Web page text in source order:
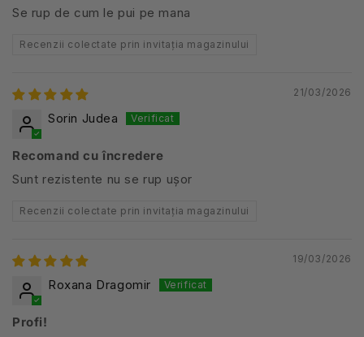
Se rup de cum le pui pe mana
Recenzii colectate prin invitația magazinului
21/03/2026
Sorin Judea
Recomand cu încredere
Sunt rezistente nu se rup ușor
Recenzii colectate prin invitația magazinului
19/03/2026
Roxana Dragomir
Profi!